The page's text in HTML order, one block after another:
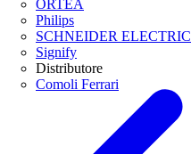
ORTEA
Philips
SCHNEIDER ELECTRIC
Signify
Distributore
Comoli Ferrari